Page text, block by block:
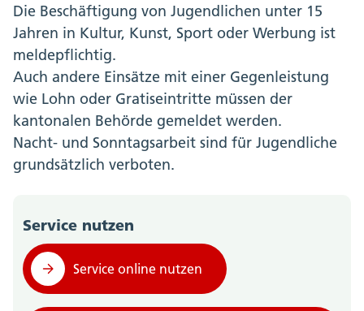
Die Beschäftigung von Jugendlichen unter 15
Jahren in Kultur, Kunst, Sport oder Werbung ist
meldepflichtig.
Auch andere Einsätze mit einer Gegenleistung
wie Lohn oder Gratiseintritte müssen der
kantonalen Behörde gemeldet werden.
Nacht- und Sonntagsarbeit sind für Jugendliche
grundsätzlich verboten.
Service nutzen
Service online nutzen